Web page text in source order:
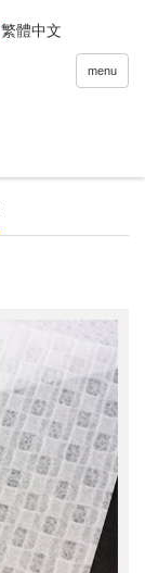
繁體中文
menu